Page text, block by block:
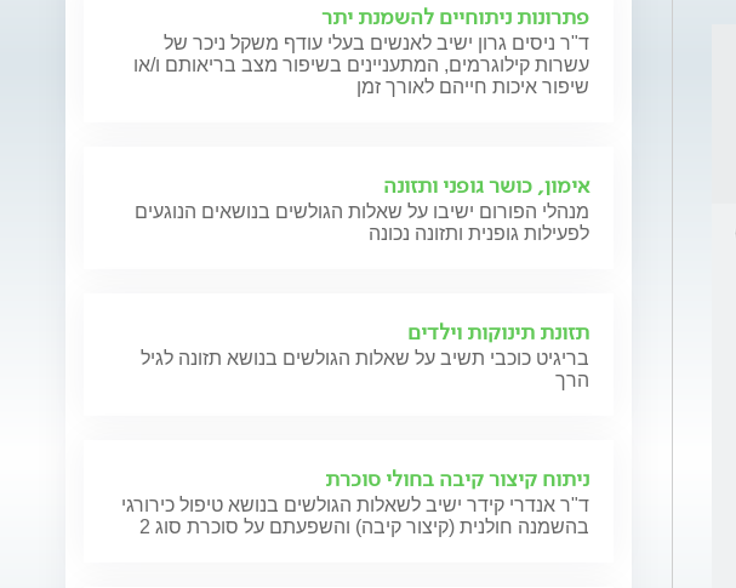
פתרונות ניתוחיים להשמנת יתר
ד"ר ניסים גרון ישיב לאנשים בעלי עודף משקל ניכר של
עשרות קילוגרמים, המתעניינים בשיפור מצב בריאותם ו/או
שיפור איכות חייהם לאורך זמן
אימון, כושר גופני ותזונה
מנהלי הפורום ישיבו על שאלות הגולשים בנושאים הנוגעים
לפעילות גופנית ותזונה נכונה
תזונת תינוקות וילדים
בריגיט כוכבי תשיב על שאלות הגולשים בנושא תזונה לגיל
הרך
ניתוח קיצור קיבה בחולי סוכרת
ד"ר אנדרי קידר ישיב לשאלות הגולשים בנושא טיפול כירורגי
בהשמנה חולנית (קיצור קיבה) והשפעתם על סוכרת סוג 2